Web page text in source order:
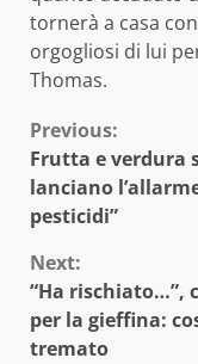
tornerà a casa
orgogliosi di lui
Thomas.
Continue
Reading
Previous:
Frutta e verdura
lanciano
pesticidi”
Next:
“Ha rischiato…”,
per la gieffina:
tremato